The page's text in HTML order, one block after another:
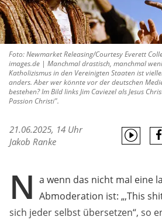
Foto: Newmarket Releasing/Courtesy Everett
images.de | Manchmal drastisch, manchmal
Katholizismus in den Vereinigten Staaten ist
anders. Aber wer könnte vor der deutschen
bestehen? Im Bild links Jim Caviezel als Jesus
Passion Christi".
21.06.2025, 14 Uhr
Jakob Ranke
N a wenn das nicht mal eine
Abmoderation ist: „,This
sich jeder selbst übersetzen“, so